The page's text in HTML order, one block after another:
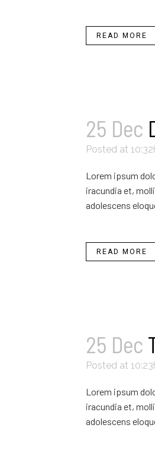
READ MORE
25 Dec
Posted at
Lorem ipsum
iracundia et,
adolescens
READ MORE
25 Dec
Posted at
Lorem ipsum
iracundia et,
adolescens